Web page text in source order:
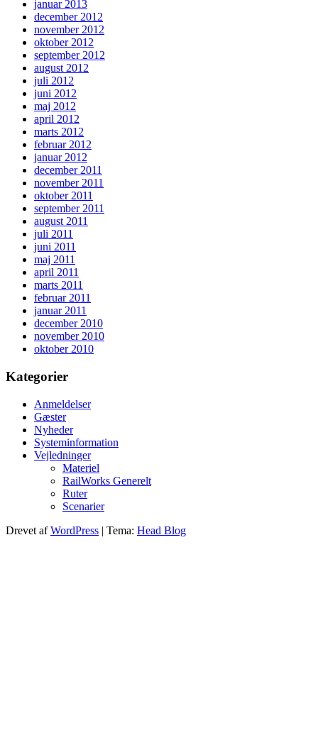
januar 2013
december 2012
november 2012
oktober 2012
september 2012
august 2012
juli 2012
juni 2012
maj 2012
april 2012
marts 2012
februar 2012
januar 2012
december 2011
november 2011
oktober 2011
september 2011
august 2011
juli 2011
juni 2011
maj 2011
april 2011
marts 2011
februar 2011
januar 2011
december 2010
november 2010
oktober 2010
Kategorier
Anmeldelser
Gæster
Nyheder
Systeminformation
Vejledninger
Materiel
RailWorks Generelt
Ruter
Scenarier
Drevet afWordPress | Tema: Head Blog